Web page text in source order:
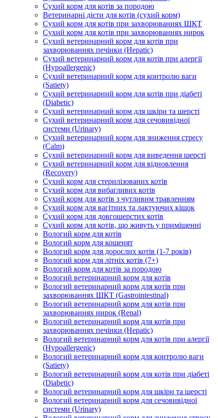
Сухий корм для котів за породою
Ветеринарні дієти для котів (сухий корм)
Сухий корм для котів при захворюваннях ШКТ
Сухий корм для котів при захворюваннях нирок
Сухий ветеринарний корм для котів при
захворюваннях печінки (Hepatic)
Сухий ветеринарний корм для котів при алергії
(Hypoallergenic)
Сухий ветеринарний корм для контролю ваги
(Satiety)
Сухий ветеринарний корм для котів при діабеті
(Diabetic)
Сухий ветеринарний корм для шкіри та шерсті
Сухий ветеринарний корм для сечовивідної
системи (Urinary)
Сухий ветеринарний корм для зниження стресу
(Calm)
Сухий ветеринарний корм для виведення шерсті
Сухий ветеринарний корм для відновлення
(Recovery)
Сухий корм для стерилізованих котів
Сухий корм для вибагливих котів
Сухий корм для котів з чутливим травленням
Сухий корм для вагітних та лактуючих кішок
Сухий корм для довгошерстих котів
Сухий корм для котів, що живуть у приміщенні
Вологий корм для котів
Вологий корм для кошенят
Вологий корм для дорослих котів (1-7 років)
Вологий корм для літніх котів (7+)
Вологий корм для котів за породою
Вологий ветеринарний корм для котів
Вологий ветеринарний корм для котів при
захворюваннях ШКТ (Gastrointestinal)
Вологий ветеринарний корм для котів при
захворюваннях нирок (Renal)
Вологий ветеринарний корм для котів при
захворюваннях печінки (Hepatic)
Вологий ветеринарний корм для котів при алергії
(Hypoallergenic)
Вологий ветеринарний корм для контролю ваги
(Satiety)
Вологий ветеринарний корм для котів при діабеті
(Diabetic)
Вологий ветеринарний корм для шкіри та шерсті
Вологий ветеринарний корм для сечовивідної
системи (Urinary)